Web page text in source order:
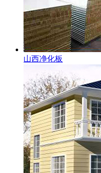
山西净化板